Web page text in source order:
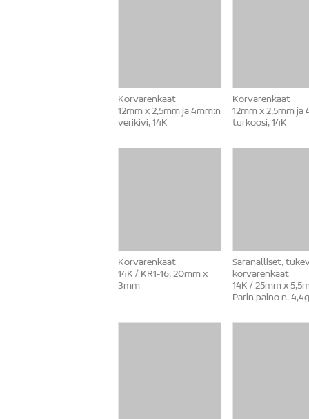
Korvarenkaat
12mm x 2,5mm ja 4mm:n
verikivi, 14K
Korvarenkaat
12mm x 2,5mm ja
turkoosi, 14K
Korvarenkaat
14K / KR1-16, 20mm x
3mm
Saranalliset,
korvarenkaat
14K / 25mm x
Parin paino n. 4,4g